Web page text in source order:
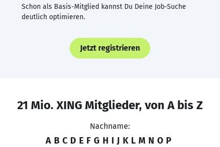
Schon als Basis-Mitglied kannst Du Deine Job-Suche
deutlich optimieren.
Jetzt registrieren
21 Mio. XING Mitglieder, von A bis Z
Nachname:
A B C D E F G H I J K L M N O P